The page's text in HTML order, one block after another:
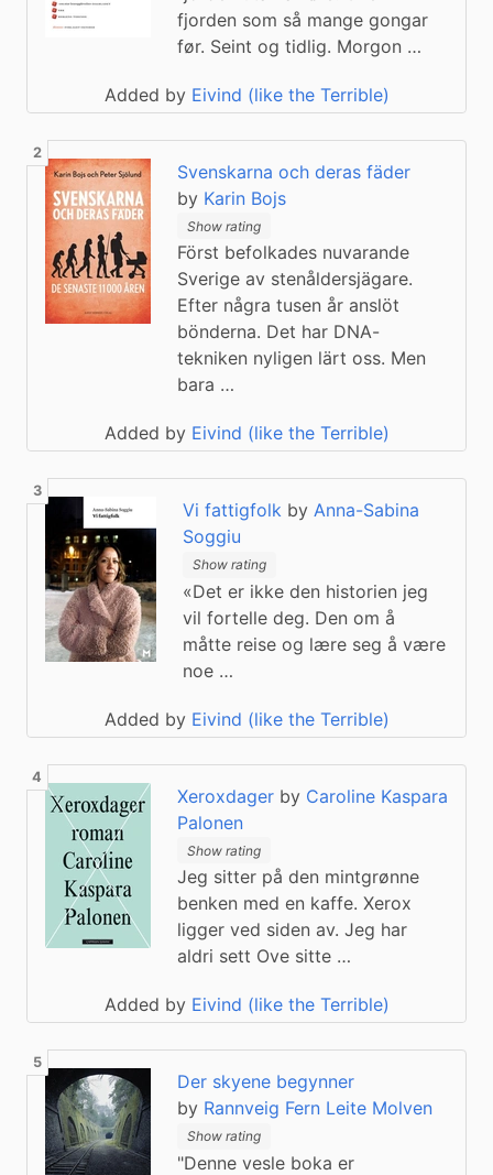
fjorden som så mange gongar
før. Seint og tidlig. Morgon …
Added by Eivind (like the Terrible)
Svenskarna och deras fäder
by Karin Bojs
Show rating
Först befolkades nuvarande
Sverige av stenåldersjägare.
Efter några tusen år anslöt
bönderna. Det har DNA-
tekniken nyligen lärt oss. Men
bara …
Added by Eivind (like the Terrible)
Vi fattigfolk by Anna-Sabina
Soggiu
Show rating
«Det er ikke den historien jeg
vil fortelle deg. Den om å
måtte reise og lære seg å være
noe …
Added by Eivind (like the Terrible)
Xeroxdager by Caroline Kaspara
Palonen
Show rating
Jeg sitter på den mintgrønne
benken med en kaffe. Xerox
ligger ved siden av. Jeg har
aldri sett Ove sitte …
Added by Eivind (like the Terrible)
Der skyene begynner
by Rannveig Fern Leite Molven
Show rating
"Denne vesle boka er